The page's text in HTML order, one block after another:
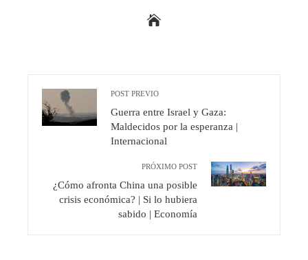
POST PREVIO
Guerra entre Israel y Gaza:
Maldecidos por la esperanza |
Internacional
PRÓXIMO POST
¿Cómo afronta China una posible
crisis económica? | Si lo hubiera
sabido | Economía